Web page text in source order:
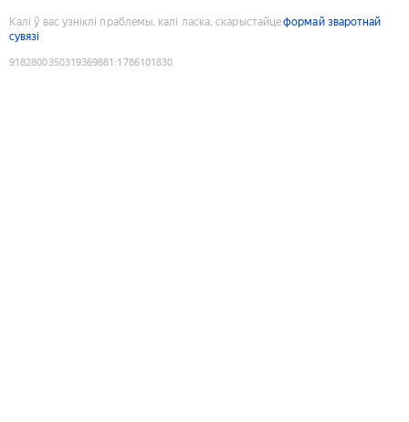
Калі ў вас узніклі праблемы, калі ласка, скарыстайцеформай зваротнай
сувязі
9182800350319369881 :1786101830